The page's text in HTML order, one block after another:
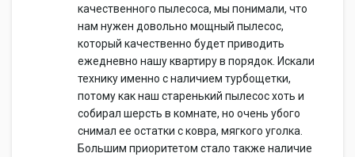
качественного пылесоса, мы понимали, что
нам нужен довольно мощный пылесос,
который качественно будет приводить
ежедневно нашу квартиру в порядок. Искали
технику именно с наличием турбощетки,
потому как наш старенький пылесос хоть и
собирал шерсть в комнате, но очень убого
снимал ее остатки с ковра, мягкого уголка.
Большим приоритетом стало также наличие